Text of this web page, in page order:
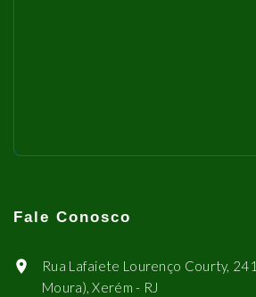
Fale Conosco
Rua Lafaiete Lourenço Courty,
Moura), Xerém - RJ